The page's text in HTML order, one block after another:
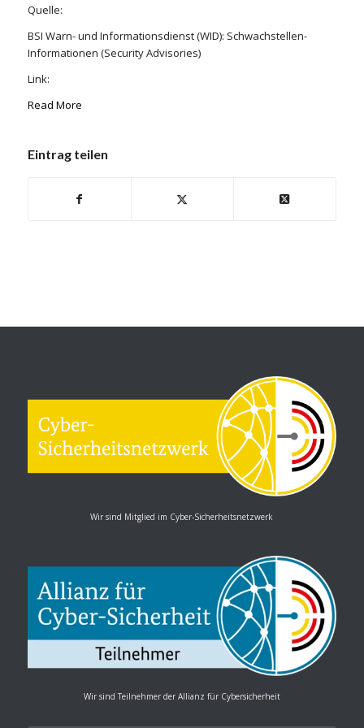
Quelle:
BSI Warn- und Informationsdienst (WID): Schwachstellen-
Informationen (Security Advisories)
Link:
Read More
Eintrag teilen
Wir sind Mitglied im Cyber-Sicherheitsnetzwerk
Wir sind Teilnehmer der Allianz für Cybersicherheit